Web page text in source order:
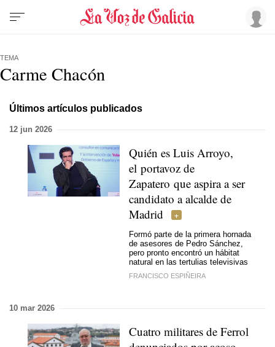
TEMA
Carme Chacón
Últimos artículos publicados
12 jun 2026
Quién es Luis Arroyo,
el portavoz de
Zapatero que aspira a ser
candidato a alcalde de
Madrid
Formó parte de la primera hornada
de asesores de Pedro Sánchez,
pero pronto encontró un hábitat
natural en las tertulias televisivas
FRANCISCO ESPIÑEIRA
10 mar 2026
Cuatro militares de Ferrol